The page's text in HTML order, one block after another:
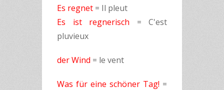
Es regnet = Il pleut
Es ist regnerisch = C'est
pluvieux
der Wind = le vent
Was für eine schöner Tag! =